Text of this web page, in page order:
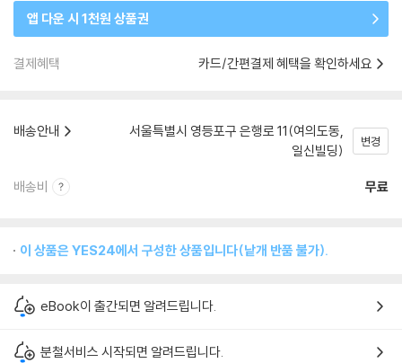
앱 다운 시 1천원 상품권
결제혜택 카드/간편결제 혜택을 확인하세요
배송안내
서울특별시 영등포구 은행로 11(여의도동,
일신빌딩)
변경
배송비 무료
이 상품은 YES24에서 구성한 상품입니다(낱개 반품 불가).
eBook이 출간되면 알려드립니다.
분철서비스 시작되면 알려드립니다.